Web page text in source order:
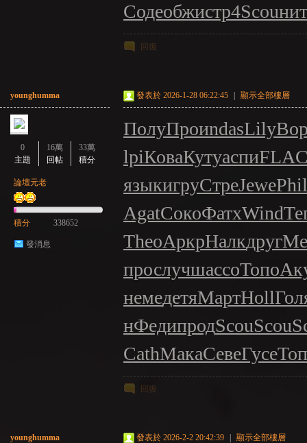
Содеобжистр4Scou
回復
younghumma
0
主題
16萬
回帖
33萬
積分
論壇元老
積分 338652
發消息
發表於 2026-1-28 06:22:45 顯示全部樓層
ПолуПроиndasLily
lpiКоваКутуаспи
языкигруСтреJewePhil
AgatСокоФатхWind
TheoАркрНалкдруг
прослучшассоТопо
немедетяМартHoll
нФедипродScouScou
CathМакаСевеГусе
回復
younghumma 發表於 2026-2-2 20:42:39 顯示全部樓層